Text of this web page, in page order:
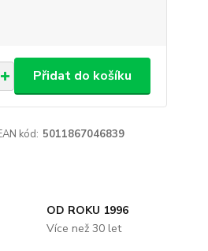
Přidat do košíku
kód: 5011867046839
OD ROKU 1996
Více než 30 let